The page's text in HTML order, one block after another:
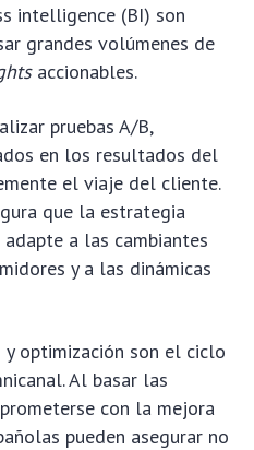
intelligence (BI) son
grandes volúmenes de
accionables.
pruebas A/B,
en los resultados del
el viaje del cliente.
que la estrategia
a las cambiantes
y a las dinámicas
y optimización son el ciclo
Al basar las
con la mejora
pueden asegurar no